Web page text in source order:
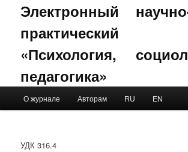
Электронный
практический
«Психология,
педагогика»
Skip to primary content
Skip to secondary content
О журнале Авторам RU EN
УДК 316.4